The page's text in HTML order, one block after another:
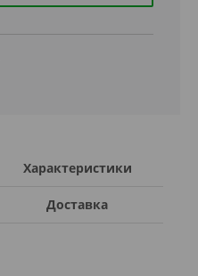
Характеристики
Доставка